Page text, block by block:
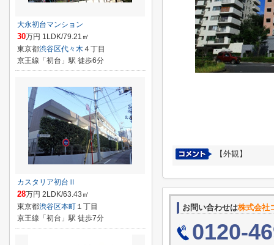
【外観】
お問い合わせは株式会社
0120-
大永初台マンション
30万円 1LDK/79.21㎡
東京都渋谷区代々木４丁目
京王線「初台」駅 徒歩6分
カスタリア初台Ⅱ
28万円 2LDK/63.43㎡
東京都渋谷区本町 １丁目
京王線「初台」駅 徒歩7分